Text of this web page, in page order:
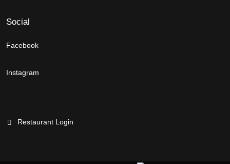
Social
Facebook
Instagram
Restaurant Login